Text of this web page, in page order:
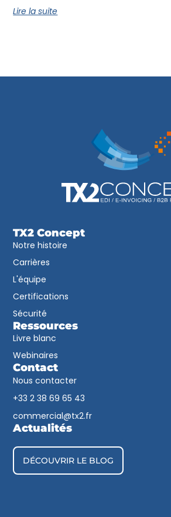
Lire la suite
TX2 Concept
Notre histoire
Carrières
L'équipe
Certifications
Sécurité
Ressources
Livre blanc
Webinaires
Contact
Nous contacter
+33 2 38 69 65 43​
commercial@tx2.fr
Actualités
DÉCOUVRIR LE BLOG